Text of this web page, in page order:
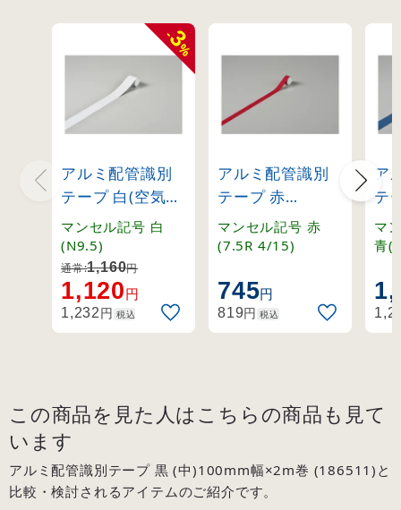
-
3
%
アルミ配管識別
テープ 白(空気関
係) (小)50mm幅
×2m巻 (187510)
マンセル記号 白
(N9.5)
通常:1,160円
1,120円
1,232円 税込
アルミ配管識別
テープ 赤
AH501(S小)
(188501)
マンセル記号 赤
(7.5R 4/15)
745円
819円 税込
ア
テ
(
マ
青
この商品を見た人はこちらの商品も見て
います
アルミ配管識別テープ 黒 (中)100mm幅×2m巻 (186511)と
比較・検討されるアイテムのご紹介です。